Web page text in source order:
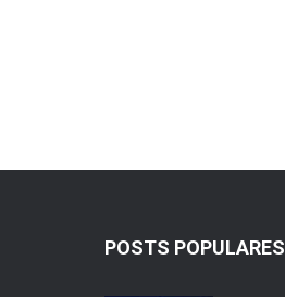
POSTS POPULARES